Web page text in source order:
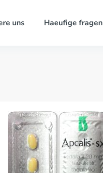
uns Haeufige fragen